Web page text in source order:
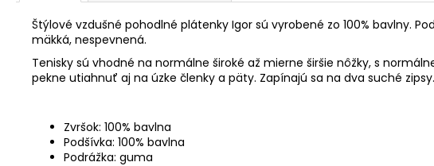
Štýlové vzdušné pohodlné plátenky Igor sú vyrobené zo 100% bavlny.
mäkká, nespevnená.
Tenisky sú vhodné na normálne široké až mierne širšie nôžky, s
pekne utiahnuť aj na úzke členky a päty. Zapínajú sa na dva suché
Zvršok: 100% bavlna
Podšívka: 100% bavlna
Podrážka: guma